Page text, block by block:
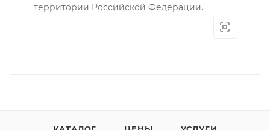
территории Российской Федерации.